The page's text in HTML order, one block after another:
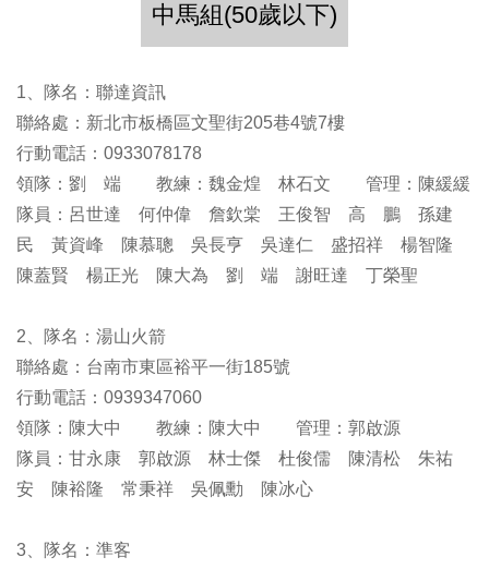
中馬組(50歲以下)
1、隊名：聯達資訊
聯絡處：新北市板橋區文聖街205巷4號7樓
行動電話：0933078178
領隊：劉 端 教練：魏金煌 林石文 管理：陳緩緩
隊員：呂世達 何仲偉 詹欽棠 王俊智 高 鵬 孫建
民 黃資峰 陳慕聰 吳長亨 吳達仁 盛招祥 楊智隆
陳蓋賢 楊正光 陳大為 劉 端 謝旺達 丁榮聖
2、隊名：湯山火箭
聯絡處：台南市東區裕平一街185號
行動電話：0939347060
領隊：陳大中 教練：陳大中 管理：郭啟源
隊員：甘永康 郭啟源 林士傑 杜俊儒 陳清松 朱祐
安 陳裕隆 常秉祥 吳佩勳 陳冰心
3、隊名：準客